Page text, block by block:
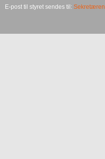
E-post til styret sendes til: Sekretæren